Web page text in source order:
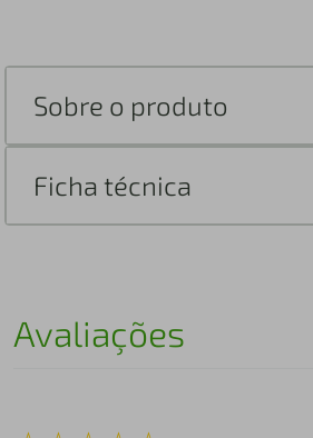
Sobre o produto
Ficha técnica
Avaliações